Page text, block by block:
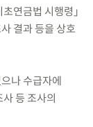
연금법 시행령」
결과 등을 상호
나 수급자에
등 조사의